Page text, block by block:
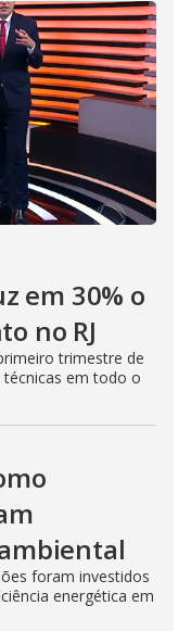
em 30% o
no RJ
trimestre de
técnicas em todo o
foram investidos
energética em